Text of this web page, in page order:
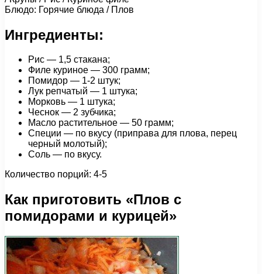
Блюдо: Горячие блюда / Плов
Ингредиенты:
Рис — 1,5 стакана;
Филе куриное — 300 грамм;
Помидор — 1-2 штук;
Лук репчатый — 1 штука;
Морковь — 1 штука;
Чеснок — 2 зубчика;
Масло растительное — 50 грамм;
Специи — по вкусу (приправа для плова, перец
черный молотый);
Соль — по вкусу.
Количество порций: 4-5
Как приготовить «Плов с
помидорами и курицей»